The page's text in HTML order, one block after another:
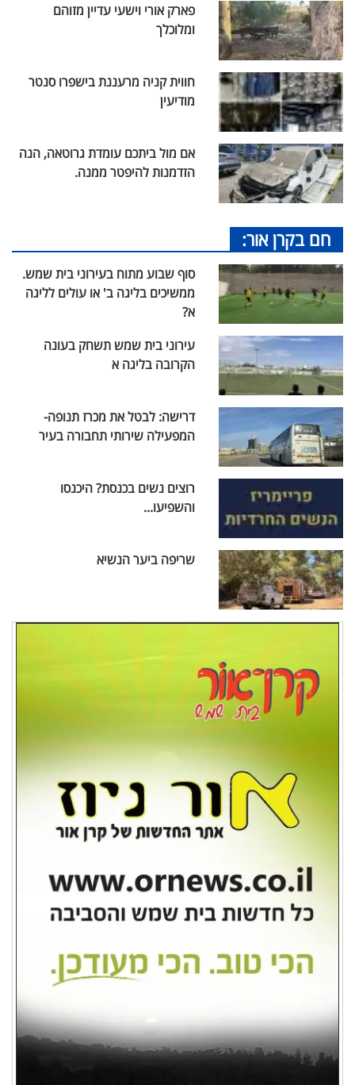
פארק אורי וישעי עדיין מזוהם
ומלוכלך
חווית קניה מרעננת בישפרו סנטר
מודיעין
אם מול ביתכם עומדת גרוטאה, הנה
הזדמנות להיפטר ממנה.
חם בקרן אור:
סוף שבוע מתוח בעירוני בית שמש.
ממשיכים בליגה ב' או עולים לליגה
א?
עירוני בית שמש תשחק בעונה
הקרובה בליגה א
דרישה: לבטל את מכרז תנופה-
המפעילה שירותי תחבורה בעיר
רוצים נשים בכנסת? היכנסו
והשפיעו...
שריפה ביער הנשיא